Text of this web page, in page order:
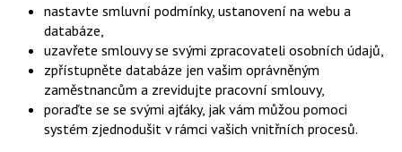
nastavte smluvní podmínky, ustanovení na webu a
databáze,
uzavřete smlouvy se svými zpracovateli osobních údajů,
zpřístupněte databáze jen vašim oprávněným
zaměstnancům a zrevidujte pracovní smlouvy,
poraďte se se svými ajťáky, jak vám můžou pomoci
systém zjednodušit v rámci vašich vnitřních procesů.